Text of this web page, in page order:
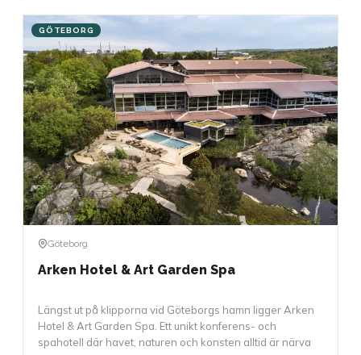
GÖTEBORG
Göteborg
Arken Hotel & Art Garden Spa
Längst ut på klipporna vid Göteborgs hamn ligger Arken
Hotel & Art Garden Spa. Ett unikt konferens- och
spahotell där havet, naturen och konsten alltid är närva